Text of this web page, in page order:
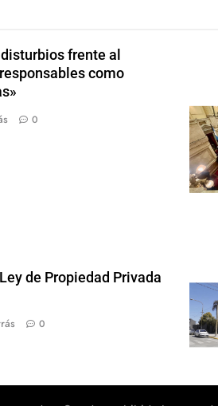
frente al
como
0
de Propiedad Privada
0